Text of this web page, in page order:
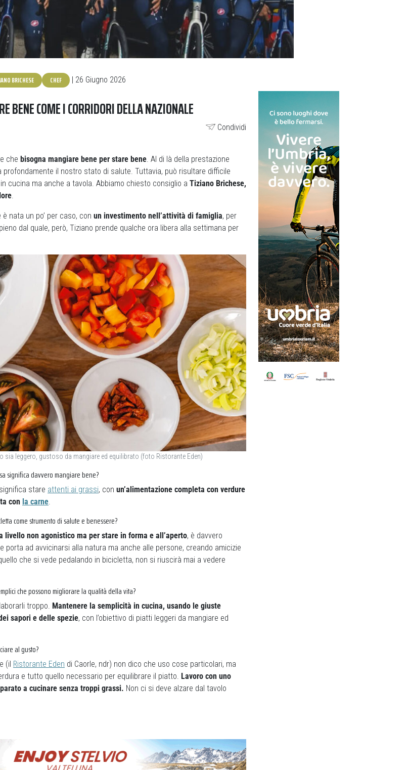
BRICHESE CHEF | 26 Giugno 2026
BENE COME I CORRIDORI DELLA NAZIONALE
Condividi
che bisogna mangiare bene per stare bene. Al di là della prestazione
profondamente il nostro stato di salute. Tuttavia, può risultare difficile
cucina ma anche a tavola. Abbiamo chiesto consiglio a Tiziano Brichese,
.
nata un po’ per caso, con un investimento nell’attività di famiglia, per
dal quale, però, Tiziano prende qualche ora libera alla settimana per
sia leggero, gustoso da mangiare ed equilibrato (foto Ristorante Eden)
significa davvero mangiare bene?
stare attenti ai grassi, con un’alimentazione completa con verdure
con la carne
come strumento di salute e benessere?
livello non agonistico ma per stare in forma e all’aperto, è davvero
porta ad avvicinarsi alla natura ma anche alle persone, creando amicizie
che si vede pedalando in bicicletta, non si riuscirà mai a vedere
che possono migliorare la qualità della vita?
troppo. Mantenere la semplicità in cucina, usando le giuste
sapori e delle spezie, con l’obiettivo di piatti leggeri da mangiare ed
al gusto?
(il Ristorante Eden di Caorle, ndr) non dico che uso cose particolari, ma
e tutto quello necessario per equilibrare il piatto. Lavoro con uno
a cucinare senza troppi grassi. Non ci si deve alzare dal tavolo